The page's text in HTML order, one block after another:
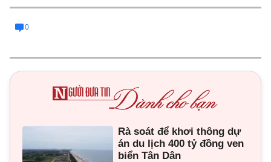
0
Rà soát để khơi thông dự
án du lịch 400 tỷ đồng ven
biển Tân Dân